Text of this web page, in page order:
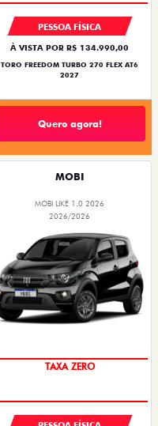
PESSOA FÍSICA
À VISTA POR R$ 134.990,00
TORO FREEDOM TURBO 270 FLEX AT6
2027
Quero agora!
MOBI
MOBI LIKE 1.0 2026
2026/2026
TAXA ZERO